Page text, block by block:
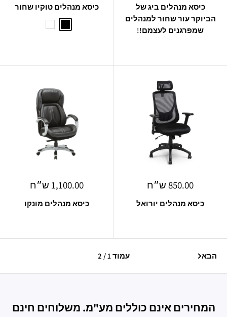
כיסא מנהלים ביג של
הביוקר עור שחור למנהלים
שמפרגנים לעצמם!!
כיסא מנהלים טוקיו שחור
Black
White
מחיר
850.00 ש״ח
כיסא מנהלים יורואל
מחיר
1,100.00 ש״ח
כיסא מנהלים מונקו
עמוד 1 / 2 הבא
המחירים אינם כוללים מע"מ. משלוחים חינם